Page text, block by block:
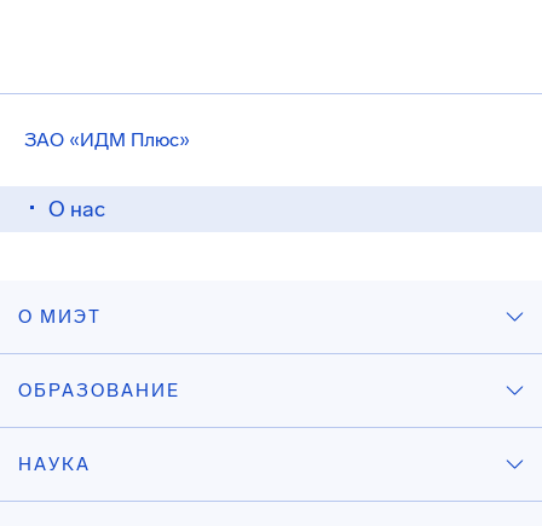
ЗАО «ИДМ Плюс»
О нас
О МИЭТ
ОБРАЗОВАНИЕ
НАУКА